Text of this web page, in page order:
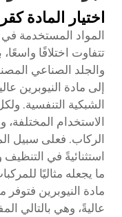
اختيار المادة
المواد المستخدمة في
تتفاوت اختلافًا
إلى مادة النيوبرين
الشبكية التنفسية.
الاستخدام المختلفة،
الركاب. فعلى سبيل
استثنائيةً في
ما يجعله مثاليًا
مادة النيوبرين فتوفر
عاليةً، وهي بالتالي